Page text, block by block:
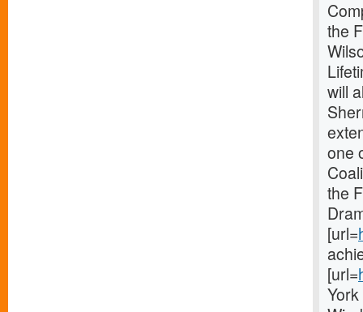
the
will
one
the
[url=
[url=